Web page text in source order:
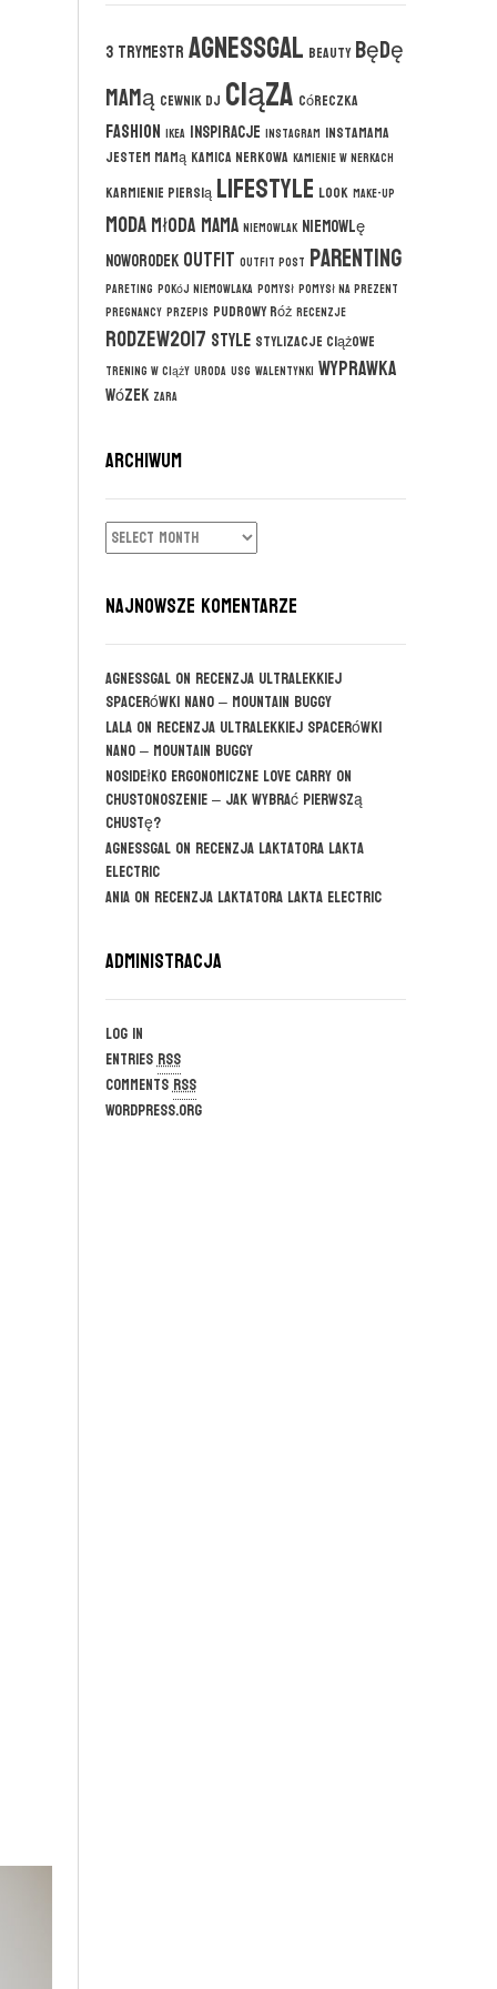
3 trymestragnessgal beauty będę
mamą cewnik DJ ciąza córeczka
fashion ikea inspiracje instagram instamama
jestem mamą kamica nerkowa kamienie w nerkach
karmienie piersią lifestyle look make-up
modamłoda mama niemowlak niemowlę
noworodek outfit outfit post parenting
pareting pokój niemowlaka pomysł pomysł na prezent
pregnancy przepis pudrowy róż recenzje
rodzew2017 style stylizacje ciążowe
trening w ciąży uroda usg walentynki wyprawka
wózek zara
ARCHIWUM
ARCHIWUM
NAJNOWSZE KOMENTARZE
agnessgalon Recenzja ultralekkiej
spacerówki Nano – Mountain Buggy
Lalaon Recenzja ultralekkiej spacerówki
Nano – Mountain Buggy
Nosidełko ergonomiczne Love Carryon
CHUSTONOSZENIE – jak wybrać pierwszą
chustę?
agnessgalon Recenzja laktatora Lakta
Electric
Aniaon Recenzja laktatora Lakta Electric
Administracja
Log in
EntriesRSS
CommentsRSS
WordPress.org